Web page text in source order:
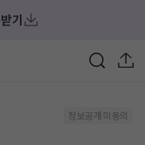
기
정보공개 미동의